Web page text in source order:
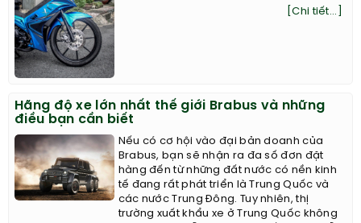
[Chi tiết...]
Hãng độ xe lớn nhất thế giới Brabus và những
điều bạn cần biết
Nếu có cơ hội vào đại bản doanh của
Brabus, bạn sẽ nhận ra đa số đơn đặt
hàng đến từ những đất nước có nền kinh
tế đang rất phát triển là Trung Quốc và
các nước Trung Đông. Tuy nhiên, thị
trường xuất khẩu xe ở Trung Quốc không